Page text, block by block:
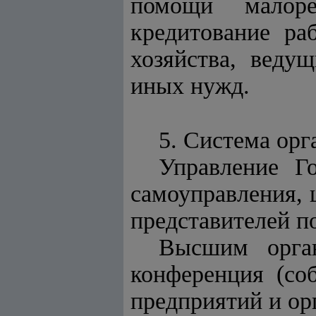
помощи
кредитование
хозяйства,
иных нужд.
5. Система
Управление
самоуправления,
представителей
Высшим
конференция
предприятий и